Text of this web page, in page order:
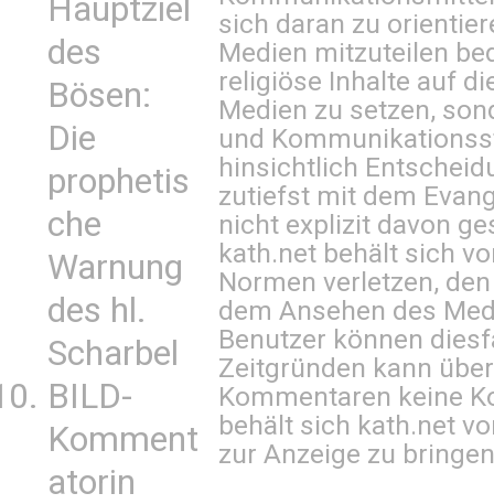
Hauptziel
des
Bösen:
Die
prophetis
che
Warnung
des hl.
Scharbel
BILD-
Komment
atorin
sich daran zu
Medien mitzuteilen
religiöse Inhalte auf
Medien zu setzen,
und
hinsichtlich
zutiefst mit dem
nicht explizit davon
kath.net behält sich
Normen verletzen,
dem Ansehen des
Benutzer können
Zeitgründen kann
Kommentaren keine
behält sich kath.net
zur Anzeige zu